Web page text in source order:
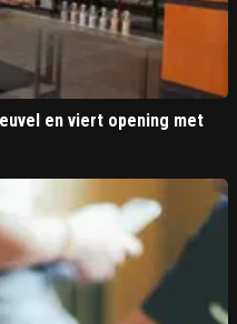
en viert opening met